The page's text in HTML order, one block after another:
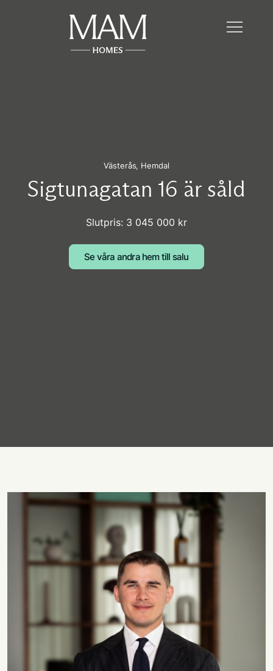
Västerås, Hemdal
Sigtunagatan 16 är såld
Slutpris: 3 045 000 kr
Se våra andra hem till salu